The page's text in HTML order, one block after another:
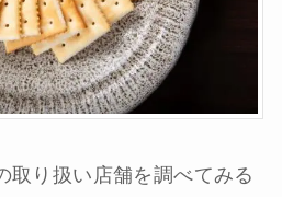
取り扱い店舗を調べてみる